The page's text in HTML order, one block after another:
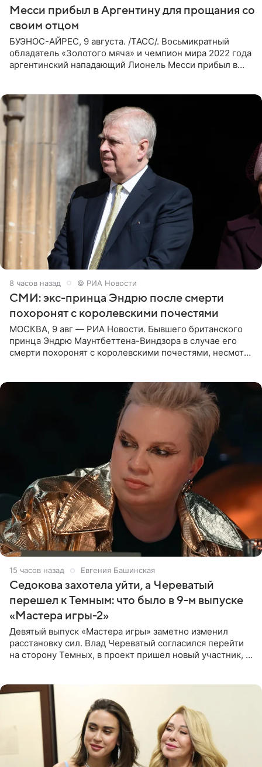
Месси прибыл в Аргентину для прощания со
своим отцом
БУЭНОС-АЙРЕС, 9 августа. /ТАСС/. Восьмикратный
обладатель «Золотого мяча» и чемпион мира 2022 года
аргентинский нападающий Лионель Месси прибыл в
8 часов назад © РИА Новости
СМИ: экс-принца Эндрю после смерти
похоронят с королевскими почестями
МОСКВА, 9 авг — РИА Новости. Бывшего британского
принца Эндрю Маунтбеттена-Виндзора в случае его
смерти похоронят с королевскими почестями, несмотря
15 часов назад Евгения Башинская
Седокова захотела уйти, а Череватый
перешел к Темным: что было в 9-м выпуске
«Мастера игры-2»
Девятый выпуск «Мастера игры» заметно изменил
расстановку сил. Влад Череватый согласился перейти
на сторону Темных, в проект пришел новый участник, а